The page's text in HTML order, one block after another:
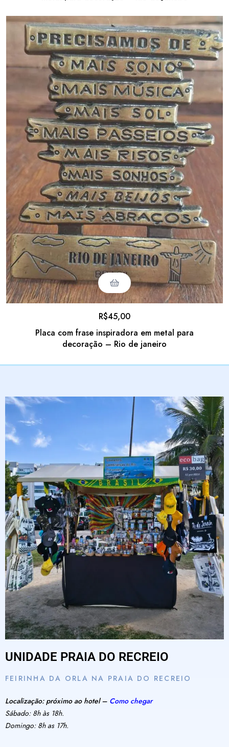
Placa com frase inspiradora em metal para
decoração – Rio de janeiro
R$45,00
UNIDADE PRAIA DO RECREIO
FEIRINHA DA ORLA NA PRAIA DO RECREIO
Localização: próximo ao hotel – Como chegar
Sábado: 8h às 18h.
Domingo: 8h as 17h.